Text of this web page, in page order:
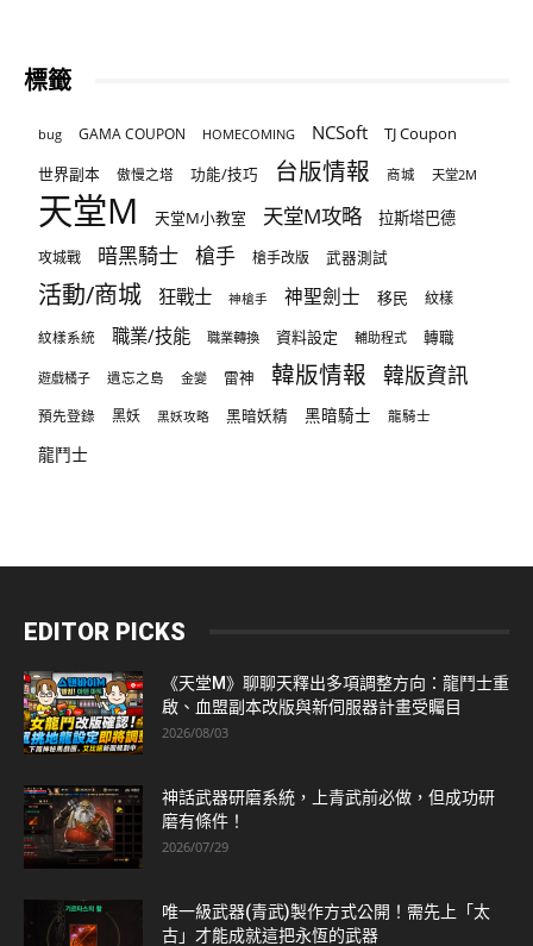
標籤
bug GAMA COUPON HOMECOMING NCSoft
TJ Coupon
世界副本
傲慢之塔 功能/技巧 台版情報 商城 天堂2M
天堂M 天堂M小教室 天堂M攻略 拉斯塔巴德
攻城戰 暗黑騎士 槍手 槍手改版 武器測試
活動/商城 狂戰士 神槍手 神聖劍士 移民 紋樣
紋樣系統 職業/技能 職業轉換 資料設定 輔助程式 轉職
遊戲橘子 遺忘之島 金變 雷神 韓版情報 韓版資訊
預先登錄 黑妖 黑妖攻略 黑暗妖精 黑暗騎士 龍騎士
龍鬥士
EDITOR PICKS
《天堂M》聊聊天釋出多項調整方向：龍鬥士重
啟、血盟副本改版與新伺服器計畫受矚目
2026/08/03
神話武器研磨系統，上青武前必做，但成功研
磨有條件！
2026/07/29
唯一級武器(青武)製作方式公開！需先上「太
古」才能成就這把永恆的武器